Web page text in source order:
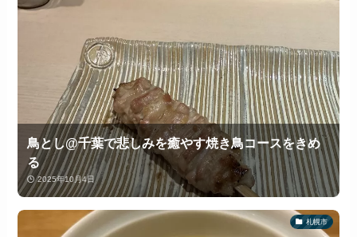
鳥とし@千葉で悲しみを癒やす焼き鳥コースをきめ
る
2025年10月4日
札幌市